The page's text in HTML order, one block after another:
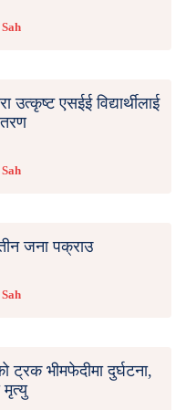
उत्कृष्ट एसईई विद्यार्थीलाई
जना पक्राउ
ट्रक भीमफेदीमा दुर्घटना,